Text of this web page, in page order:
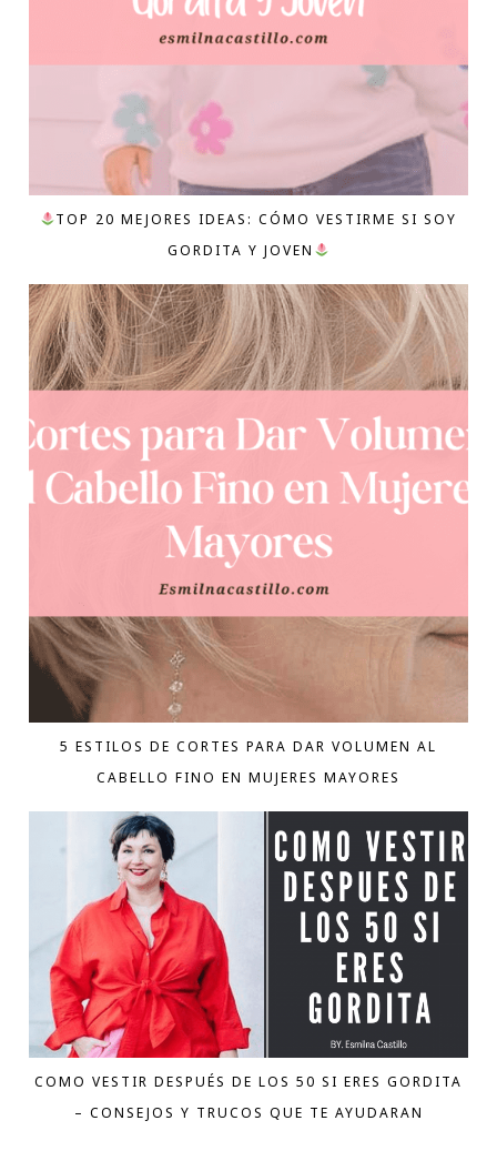
TOP 20 MEJORES IDEAS: CÓMO VESTIRME SI SOY
GORDITA Y JOVEN
5 ESTILOS DE CORTES PARA DAR VOLUMEN AL
CABELLO FINO EN MUJERES MAYORES
COMO VESTIR DESPUÉS DE LOS 50 SI ERES GORDITA
– CONSEJOS Y TRUCOS QUE TE AYUDARAN